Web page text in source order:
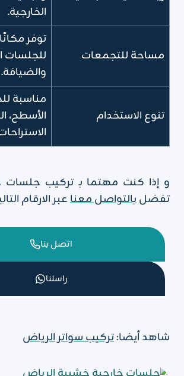
الخارجية.
مساحة للتجمعات
توفر
للجلسات
والضيافة.
تنوع الاستخدام
مناسبة
الأسطح،
و إذا كنت مهتما بـ تركيب جلسات
تفضلبالتواصل معناعبر الارقام
اتصل بنا
راسلنا
شاهد أيضا:تركيب سواتر الرياض